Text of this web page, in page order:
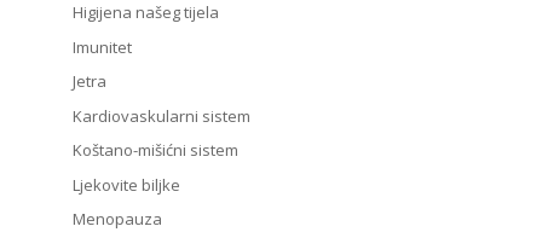
Higijena našeg tijela
Imunitet
Jetra
Kardiovaskularni sistem
Koštano-mišićni sistem
Ljekovite biljke
Menopauza